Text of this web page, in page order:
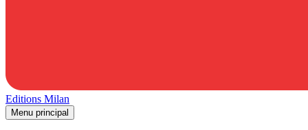
Editions Milan
Menu principal